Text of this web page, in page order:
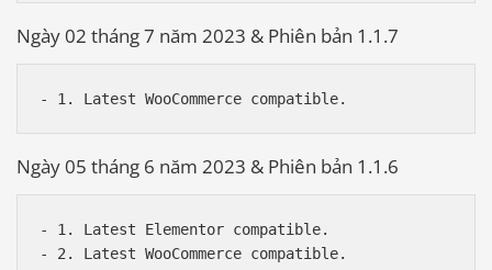
Ngày 02 tháng 7 năm 2023 & Phiên bản 1.1.7
Ngày 05 tháng 6 năm 2023 & Phiên bản 1.1.6
- 1. Latest Elementor compatible.